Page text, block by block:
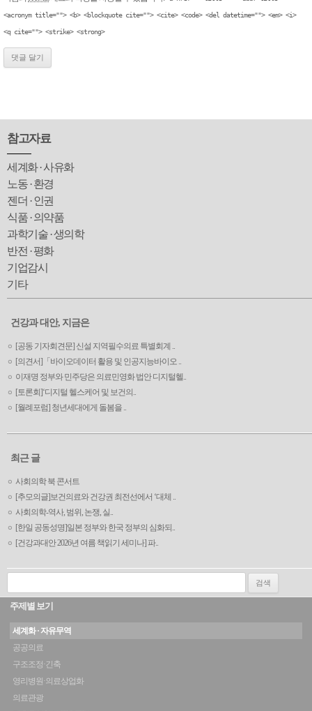
<acronym title=""> <b> <blockquote cite=""> <cite> <code> <del datetime=""> <em> <i>
<q cite=""> <strike> <strong>
참고자료
세계화 · 사유화
노동 · 환경
젠더 · 인권
식품 · 의약품
과학기술 · 생의학
반전 · 평화
기업감시
기타
건강과 대안, 지금은
[공동 기자회견문] 신설 지역필수의료 특별회계 ..
[의견서]「바이오데이터 활용 및 인공지능바이오 ..
이재명 정부와 민주당은 의료민영화 법안 디지털헬..
[토론회]‘디지털 헬스케어 및 보건의..
[월례포럼] 청년세대에게 돌봄을 ..
최근 글
사회의학 북 콘서트
[추모의글]보건의료와 건강권 최전선에서 ‘대체 ..
사회의학-역사, 범위, 논쟁, 실..
[한일 공동성명]일본 정부와 한국 정부의 심화되..
[건강과대안 2026년 여름 책읽기 세미나] 파..
검색:
주제별 보기
세계화 · 자유무역
공공의료
구조조정·긴축
영리병원·의료상업화
의료관광